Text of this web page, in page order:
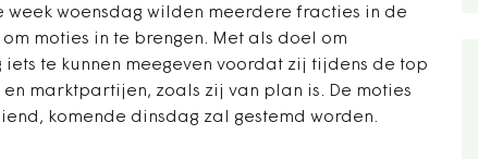
week woensdag wilden meerdere fracties in de
moties in te brengen. Met als doel om
te kunnen meegeven voordat zij tijdens de top
marktpartijen, zoals zij van plan is. De moties
komende dinsdag zal gestemd worden.